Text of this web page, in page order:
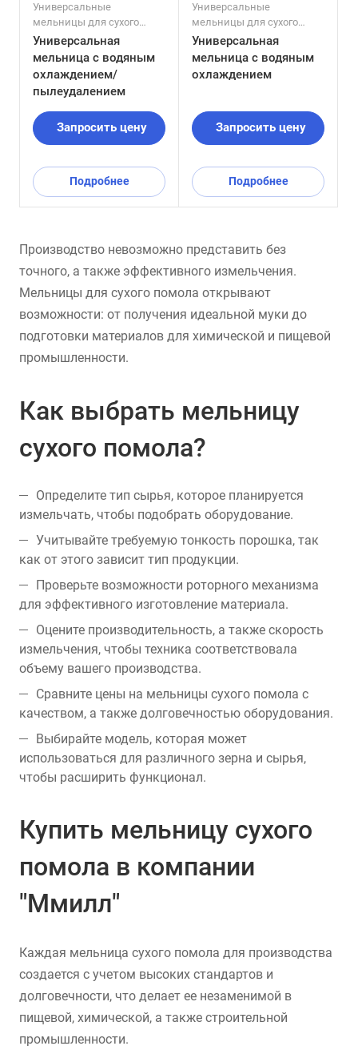
Универсальные
мельницы для сухого
помола
Универсальная
мельница с водяным
охлаждением/
пылеудалением
Запросить цену
Подробнее
Универсальные
мельницы для сухого
помола
Универсальная
мельница с водяным
охлаждением
Запросить цену
Подробнее
Производство невозможно представить без
точного, а также эффективного измельчения.
Мельницы для сухого помола открывают
возможности: от получения идеальной муки до
подготовки материалов для химической и пищевой
промышленности.
Как выбрать мельницу
сухого помола?
Определите тип сырья, которое планируется
измельчать, чтобы подобрать оборудование.
Учитывайте требуемую тонкость порошка, так
как от этого зависит тип продукции.
Проверьте возможности роторного механизма
для эффективного изготовление материала.
Оцените производительность, а также скорость
измельчения, чтобы техника соответствовала
объему вашего производства.
Сравните цены на мельницы сухого помола с
качеством, а также долговечностью оборудования.
Выбирайте модель, которая может
использоваться для различного зерна и сырья,
чтобы расширить функционал.
Купить мельницу сухого
помола в компании
"Ммилл"
Каждая мельница сухого помола для производства
создается с учетом высоких стандартов и
долговечности, что делает ее незаменимой в
пищевой, химической, а также строительной
промышленности.